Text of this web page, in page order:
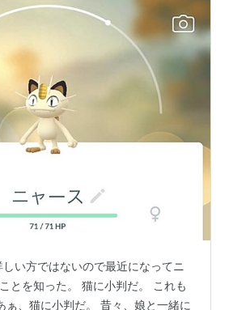
い方ではないので最近になってニ
とを知った。 猫に小判だ。 これも
ぁ、猫に小判だ。 昔々、娘と一緒に